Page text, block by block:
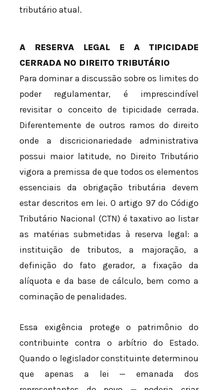
tributário atual.
A RESERVA LEGAL E A TIPICIDADE
CERRADA NO DIREITO TRIBUTÁRIO
Para dominar a discussão sobre os limites do
poder regulamentar, é imprescindível
revisitar o conceito de tipicidade cerrada.
Diferentemente de outros ramos do direito
onde a discricionariedade administrativa
possui maior latitude, no Direito Tributário
vigora a premissa de que todos os elementos
essenciais da obrigação tributária devem
estar descritos em lei. O artigo 97 do Código
Tributário Nacional (CTN) é taxativo ao listar
as matérias submetidas à reserva legal: a
instituição de tributos, a majoração, a
definição do fato gerador, a fixação da
alíquota e da base de cálculo, bem como a
cominação de penalidades.
Essa exigência protege o patrimônio do
contribuinte contra o arbítrio do Estado.
Quando o legislador constituinte determinou
que apenas a lei — emanada dos